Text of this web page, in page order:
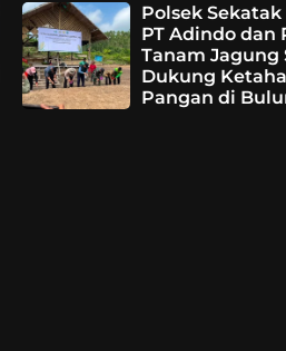
Polsek
PT Adindo dan
Tanam Jagung
Dukung
Pangan di